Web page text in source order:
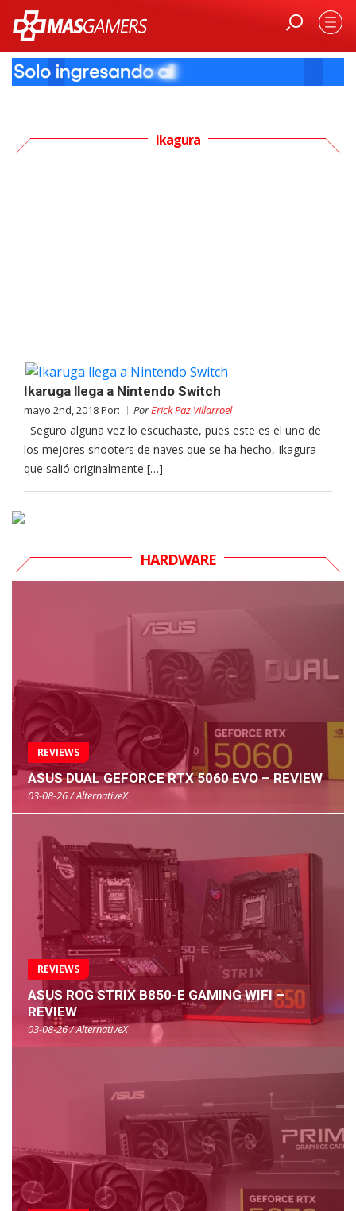
ikagura
Ikaruga llega a Nintendo Switch
mayo 2nd, 2018 Por: PorErick Paz Villarroel
Seguro alguna vez lo escuchaste, pues este es el uno de
los mejores shooters de naves que se ha hecho, Ikagura
que salió originalmente […]
HARDWARE
REVIEWS
ASUS DUAL GEFORCE RTX 5060 EVO – REVIEW
03-08-26 / AlternativeX
REVIEWS
ASUS ROG STRIX B850-E GAMING WIFI –
REVIEW
03-08-26 / AlternativeX